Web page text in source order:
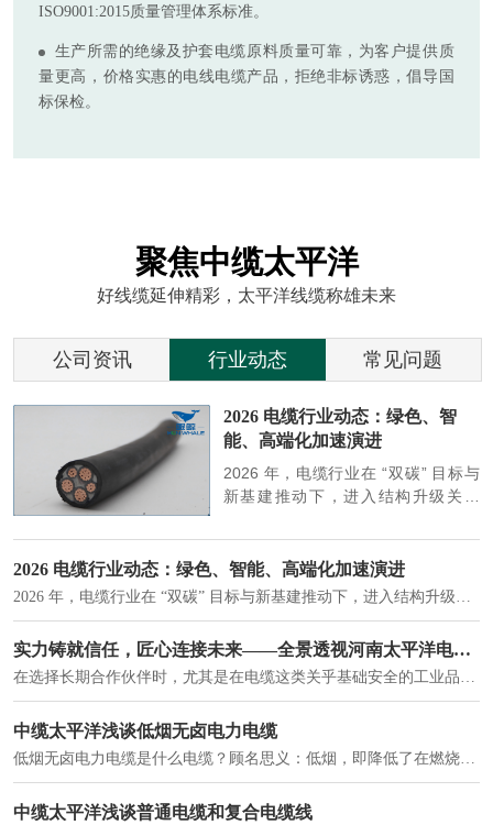
ISO9001:2015质量管理体系标准。
生产所需的绝缘及护套电缆原料质量可靠，为客户提供质
量更高，价格实惠的电线电缆产品，拒绝非标诱惑，倡导国
标保检。
聚焦中缆太平洋
好线缆延伸精彩，太平洋线缆称雄未来
公司资讯 行业动态 常见问题
2026 电缆行业动态：绿色、智
能、高端化加速演进
2026 年，电缆行业在 “双碳” 目标与
新基建推动下，进入结构升级关键
大清晰趋势，市场格局持续优化。
2026 电缆行业动态：绿色、智能、高端化加速演进
实力铸就信任，匠心连接未来——全景透视河南太平洋电缆厂
在选择长期合作伙伴时，尤其是在电缆这类关乎基础安全的工业品上，供应商的“内在实力”远比一纸报价单更重要。今天，我们邀请您“云参观”河南太平洋电缆厂，透过每一个细节，看我们如何将“可靠”二字，铸入每一米电缆。
中缆太平洋浅谈低烟无卤电力电缆
低烟无卤电力电缆是什么电缆？顾名思义：低烟，即降低了在燃烧时有害物体的产生；卤素对于人体来说是一种有毒气体，无卤就是没有毒气体的释放，通常是针对电缆遇火灾时而言的。低烟无卤电力电缆又可以称之为环保电缆，低烟无卤电缆大多数用于医院和对环境卫生要求比较严格的地方。
中缆太平洋浅谈普通电缆和复合电缆线